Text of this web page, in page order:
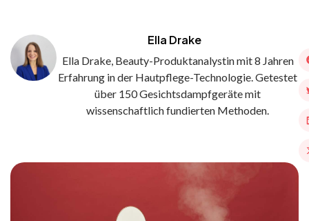
Ella Drake
Ella Drake, Beauty-Produktanalystin mit 8 Jahren
Erfahrung in der Hautpflege-Technologie. Getestet
über 150 Gesichtsdampfgeräte mit
wissenschaftlich fundierten Methoden.